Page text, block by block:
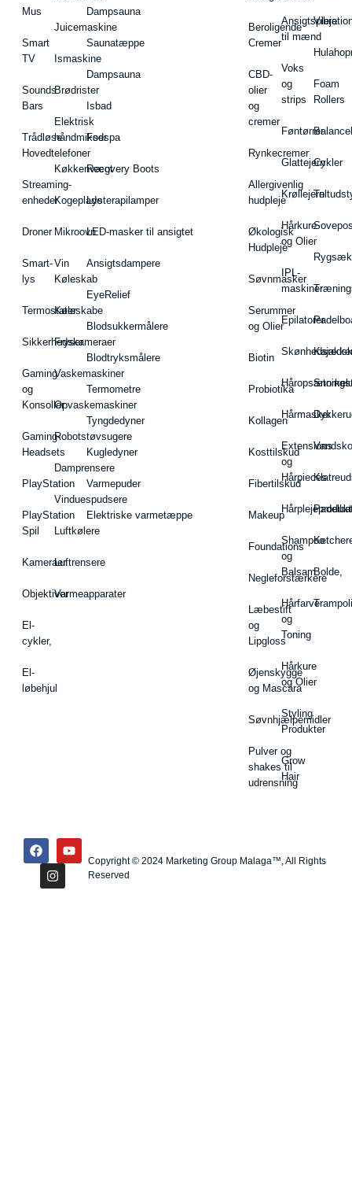
Mus
Smart
TV
Sounds
Bars
Trådløse
Hovedtelefoner
Streaming-
enheder
Droner
Smart-
lys
Termostater
Sikkerhedskameraer
Gaming
og
Konsoller
Gaming-
Headsets
PlayStation
PlayStation
Spil
Kameraer
Objektiver
El-
cykler,
El-
løbehjul
Juicemaskine
Ismaskine
Brødrister
Elektrisk
håndmikser
Køkkenvægt
Kogeplade
Mikroovn
Vin
Køleskab
Køleskabe
Fryser
Vaskemaskiner
Opvaskemaskiner
Robotstøvsugere
Damprensere
Vinduespudsere
Luftkølere
Luftrensere
Varmeapparater
Dampsauna
Saunatæppe
Dampsauna
Isbad
Fodspa
Recovery Boots
Lysterapilamper
LED-masker til ansigtet
Ansigtsdampere
EyeRelief
Blodsukkermålere
Blodtryksmålere
Termometre
Tyngdedyner
Kugledyner
Varmepuder
Elektriske varmetæppe
Beroligende
Cremer
CBD-
olier
og
cremer
Rynkecremer
Allergivenlig
hudpleje
Økologisk
Hudpleje
Søvnmasker
Serummer
og Olier
Biotin
Probiotika
Kollagen
Kosttilskud
Fibertilskud
Makeup
Foundations
Negleforstærkere
Læbestift
og
Lipgloss
Øjenskygge
og Mascara
Søvnhjælpemidler
Pulver og
shakes til
udrensning
Ansigtspleje
til mænd
Voks
og
strips
Føntørrer
Glattejern
Krøllejern
Hårkure
og Olier
IPL-
maskiner
Epilatorer
Hårmasker
Extensions
og
Hårpieces
Shampoo
og
Balsam
Hårfarve
og
Toning
Hårkure
og Olier
Styling
Produkter
Grow
Hair
Foam
Rollers
Cykler
Vandsko
Bolde,
Copyright © 2024 Marketing Group Malaga™, All Rights
Reserved